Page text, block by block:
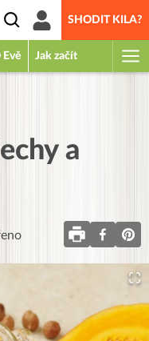
SHODIT KILA?
Evě Jak začít
a